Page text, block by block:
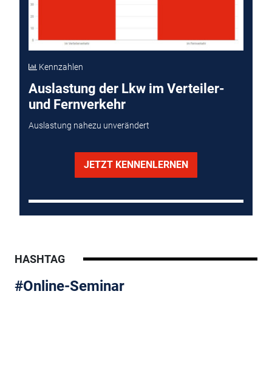
Kennzahlen
Auslastung der Lkw im Verteiler-
und Fernverkehr
Auslastung nahezu unverändert
JETZT KENNENLERNEN
HASHTAG
#Online-Seminar